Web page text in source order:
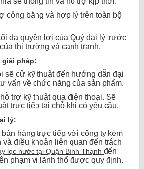
công bằng và hợp lý trên toàn bộ
đa quyền lợi của Quý đại lý trước
thị trường và cạnh tranh.
giải pháp:
sẽ cử kỹ thuật đến hướng dẫn đại
vấn về chức năng của sản phẩm.
trợ kỹ thuật qua điện thoại. Sẽ
trực tiếp tại chỗ khi có yêu cầu.
lý:
hàng trực tiếp với công ty kèm
và điều khoản liên quan đến trách
lọc nước tại Quận Bình Thạnh đến
phạm vi lãnh thổ được quy định.